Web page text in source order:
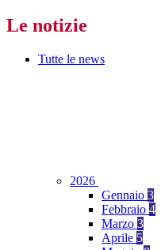
Le notizie
Tutte le news
2026
Gennaio 3
Febbraio 4
Marzo 3
Aprile 5